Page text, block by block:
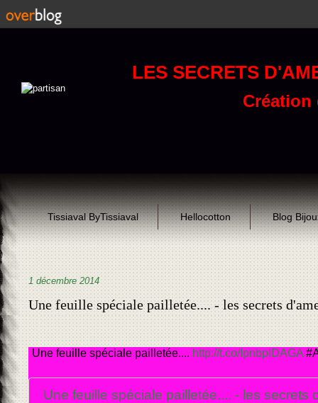
LES SECRETS
Création
Tissiaval ByTissiaval Hellocotton Blog
1 décembre 2014
Une feuille spéciale pailletée.... - les secrets
Une feuille spéciale pailletée.... http://t.co/IpnbplDAGA
Une feuille spéciale pailletée.... - les secrets